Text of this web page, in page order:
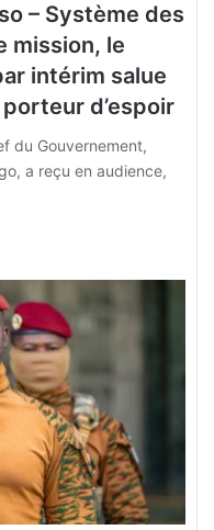
– Système des
mission, le
intérim salue
d’espoir
du Gouvernement,
a reçu en audience,